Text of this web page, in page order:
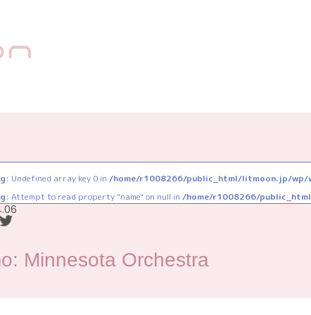
: Undefined array key 0 in /home/r1008266/public_html/litmoon.jp/wp/
: Attempt to read property "name" on null in /home/r1008266/
Minnesota Orchestra